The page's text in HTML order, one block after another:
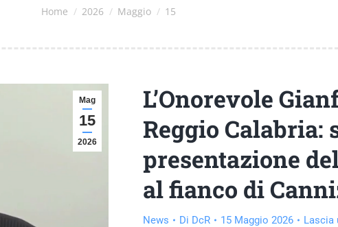
Tu sei qui:
Home 2026 Maggio 15
Mag
15
2026
L’Onorevole
Reggio Calabria:
presentazione
al fianco di
News Di DcR 15 Maggio 2026 Lascia